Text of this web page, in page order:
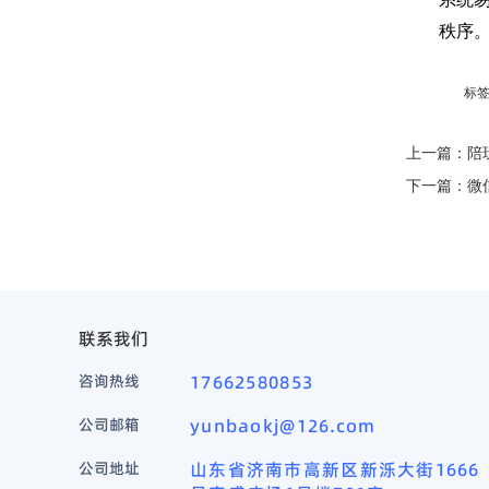
秩序
标
上一篇： 陪
下一篇： 微
联系我们
咨询热线 17662580853
公司邮箱 yunbaokj@126.com
公司地址
山东省济南市高新区新泺大街1666